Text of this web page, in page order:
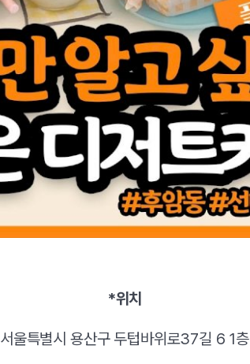
*위치
서울특별시 용산구 두텁바위로37길 6 1층